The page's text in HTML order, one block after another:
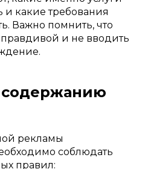
какие требования
Важно помнить, что
и не вводить
содержанию
рекламы
соблюдать
правил: